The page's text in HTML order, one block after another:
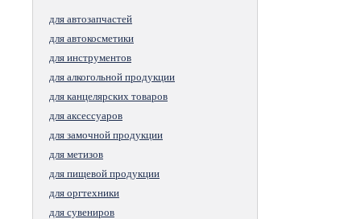
для автозапчастей
для автокосметики
для инструментов
для алкогольной продукции
для канцелярских товаров
для аксессуаров
для замочной продукции
для метизов
для пищевой продукции
для оргтехники
для сувениров